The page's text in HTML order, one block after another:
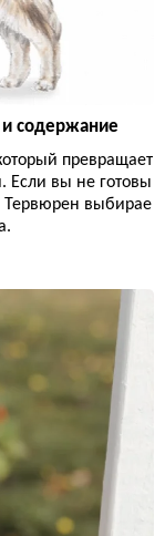
и содержание
превращает
Если вы не готовы
выбирае